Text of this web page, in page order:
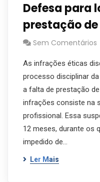
Defesa para
prestação
Sem Comentários
As infrações éticas
processo disciplinar
a falta de prestação
infrações consiste na
profissional. Essa
12 meses, durante os
impedido de…
Ler Mais